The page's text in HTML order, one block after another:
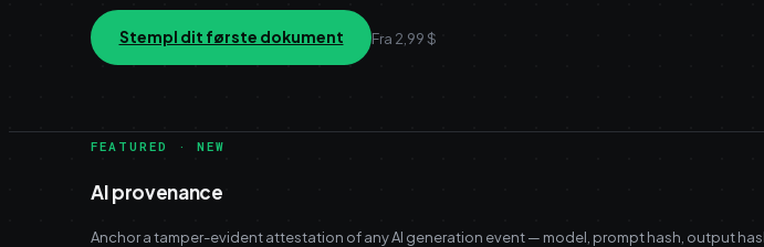
Stempl dit første dokument Fra 2,99 $
FEATURED · NEW
AI provenance
Anchor a tamper-evident attestation of any AI generation event — model, prompt hash, output